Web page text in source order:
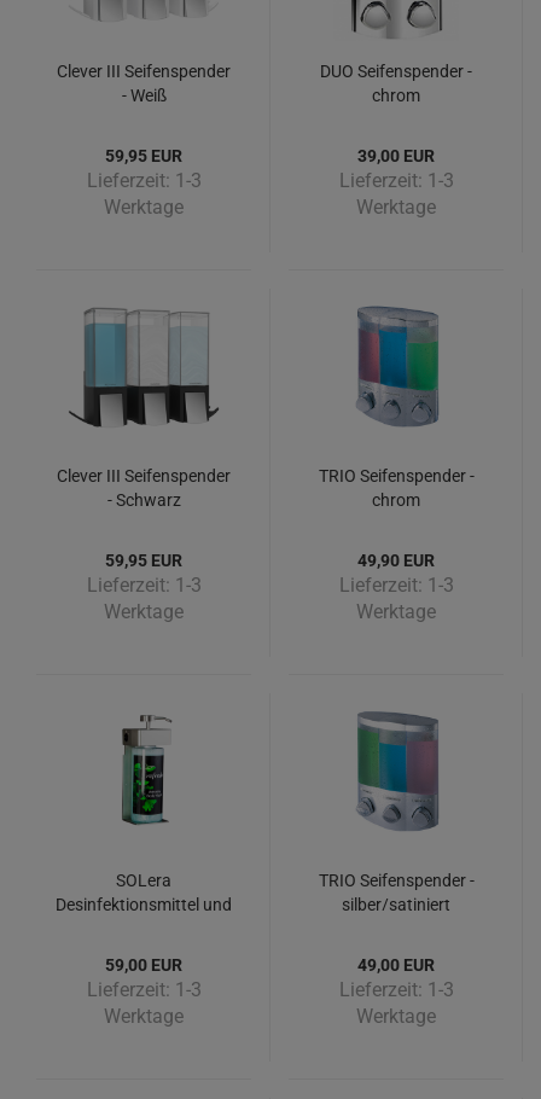
Clever III Seifenspender
- Weiß
59,95 EUR
Lieferzeit: 1-3
Werktage
DUO Seifenspender -
chrom
39,00 EUR
Lieferzeit: 1-3
Werktage
Clever III Seifenspender
- Schwarz
59,95 EUR
Lieferzeit: 1-3
Werktage
TRIO Seifenspender -
chrom
49,90 EUR
Lieferzeit: 1-3
Werktage
SOLera
Desinfektionsmittel und
59,00 EUR
Lieferzeit: 1-3
Werktage
TRIO Seifenspender -
silber/satiniert
49,00 EUR
Lieferzeit: 1-3
Werktage